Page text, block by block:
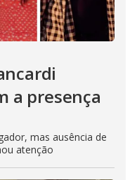
a presença
mas ausência de
atenção